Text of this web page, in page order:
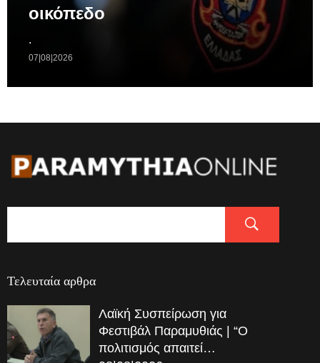
οικόπεδο
.
07|08|2026
Τελευταία αρθρα
Λαϊκή Συσπείρωση για
Φεστιβάλ Παραμυθιάς | “Ο
πολιτισμός απαιτεί…